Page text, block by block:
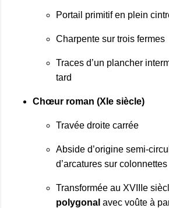
Portail primitif en plein
Charpente sur trois fermes
Traces d’un plancher
tard
Chœur roman (XIe siècle)
Travée droite carrée
Abside d’origine
d’arcatures sur colonnettes
Transformée au XVIIIe
polygonal avec voûte à